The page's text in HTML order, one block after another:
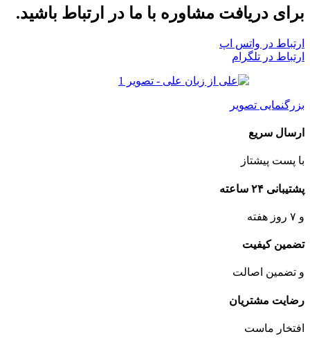
برای دریافت مشاوره با ما در ارتباط باشید.
ارتباط در واتس اپ
ارتباط در تلگرام
بزرگنمایی تصویر
ارسال سریع
با پست پیشتاز
پشتیبانی ۲۴ ساعته
و ۷ روز هفته
تضمین کیفیت
و تضمین اصالت
رضایت مشتریان
افتخار ماست